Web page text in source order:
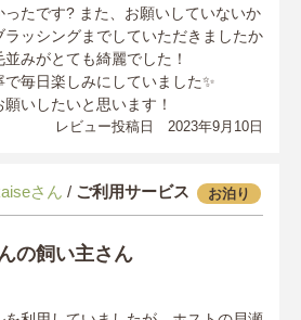
ったです? また、お願いしていないか
ラッシングまでしていただきましたか
みがとても綺麗でした！
毎日楽しみにしていました✨
いしたいと思います！
レビュー投稿日 2023年9月10日
さん / ご利用サービス お泊り
の飼い主さん